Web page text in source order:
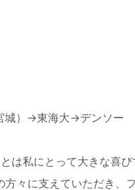
城）→東海大→デンソー
は私にとって大きな喜
々に支えていただき、